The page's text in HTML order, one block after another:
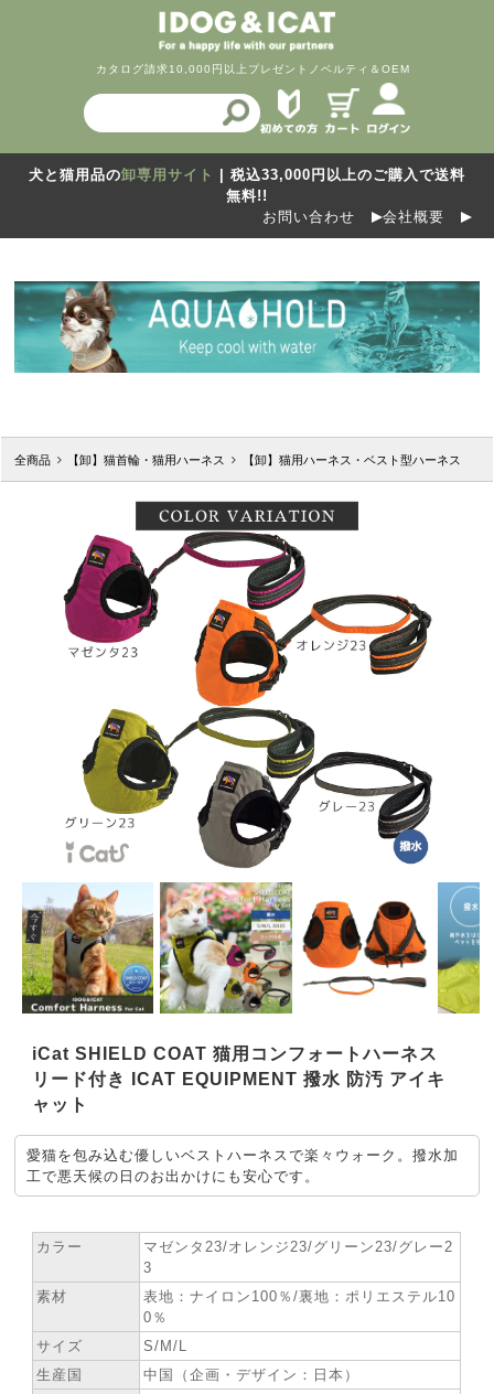
カタログ請求10,000円以上プレゼント ノベルティ＆OEM
犬と猫用品の卸専用サイト
| 税込33,000円以上のご購入で送料
無料!!
お問い合わせ
会社概要
全商品 【卸】猫首輪・猫用ハーネス 【卸】猫用ハーネス・ベスト型ハーネス
iCat SHIELD COAT 猫用コンフォートハーネス
リード付き ICAT EQUIPMENT 撥水 防汚 アイキ
ャット
愛猫を包み込む優しいベストハーネスで楽々ウォーク。撥水加
工で悪天候の日のお出かけにも安心です。
カラー
マゼンタ23/オレンジ23/グリーン23/グレー2
3
素材
表地：ナイロン100％/裏地：ポリエステル10
0％
サイズ
S/M/L
生産国
中国（企画・デザイン：日本）